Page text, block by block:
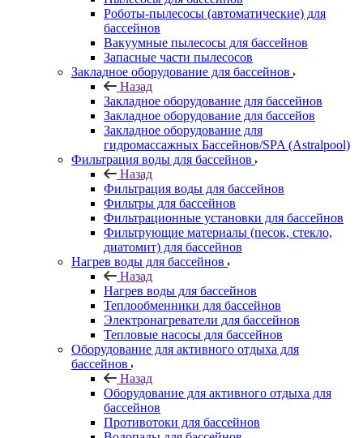
Роботы-пылесосы (автоматические) для
бассейнов
Вакуумные пылесосы для бассейнов
Запасные части пылесосов
Закладное оборудование для бассейнов
Назад
Закладное оборудование для бассейнов
Закладное оборудование для бассейов
Закладное оборудование для
гидромассажных Бассейнов/SPA (Astralpool)
Фильтрация воды для бассейнов
Назад
Фильтрация воды для бассейнов
Фильтры для бассейнов
Фильтрационные установки для бассейнов
Фильтрующие материалы (песок, стекло,
диатомит) для бассейнов
Нагрев воды для бассейнов
Назад
Нагрев воды для бассейнов
Теплообменники для бассейнов
Электронагреватели для бассейнов
Тепловые насосы для бассейнов
Оборудование для активного отдыха для
бассейнов
Назад
Оборудование для активного отдыха для
бассейнов
Противотоки для бассейнов